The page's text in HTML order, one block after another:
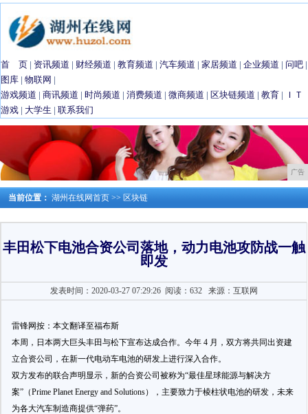
首 页 | 资讯频道 | 财经频道 | 教育频道 | 汽车频道 | 家居频道 | 企业频道 | 问吧 |
图库 | 物联网 |
游戏频道 | 商讯频道 | 时尚频道 | 消费频道 | 微商频道 | 区块链频道 | 教育 |
ＩＴ
游戏 | 大学生 | 联系我们
广告
当前位置： 湖州在线网首页 >> 区块链
丰田松下电池合资公司落地，动力电池攻防战一触
即发
发表时间：2020-03-27 07:29:26 阅读：632来源：互联网
雷锋网按：本文翻译至福布斯
本周，日本两大巨头丰田与松下宣布达成合作。今年 4 月，双方将共同出资建
立合资公司，在新一代电动车电池的研发上进行深入合作。
双方发布的联合声明显示，新的合资公司被称为“最佳星球能源与解决方
案”（Prime Planet Energy and Solutions），主要致力于棱柱状电池的研发，未来
为各大汽车制造商提供“弹药”。